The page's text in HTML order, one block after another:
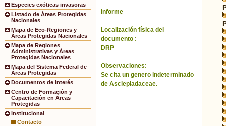
Especies exóticas invasoras
Listado de Áreas Protegidas
Nacionales
Mapa de Eco-Regiones y
Áreas Protegidas Nacionales
Mapa de Regiones
Administrativas y Áreas
Protegidas Nacionales
Mapa del Sistema Federal de
Áreas Protegidas
Documentos de interés
Centro de Formación y
Capacitación en Áreas
Protegidas
Institucional
Contacto
Informe
Localización física del
documento :
DRP
Observaciones:
Se cita un genero indeterminado
de Asclepiadaceae.